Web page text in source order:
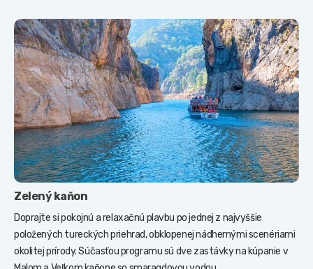
Zelený kaňon
Doprajte si pokojnú a relaxačnú plavbu po jednej z najvyššie
položených tureckých priehrad, obklopenej nádhernými scenériami
okolitej prírody. Súčasťou programu sú dve zastávky na kúpanie v